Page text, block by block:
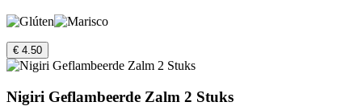
€ 4.50
Nigiri Geflambeerde Zalm 2 Stuks